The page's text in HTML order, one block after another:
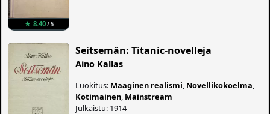
★ 8.40/ 5
Seitsemän: Titanic-novelleja
Aino Kallas
Luokitus: Maaginen realismi Novellikokoelma
Kotimainen Mainstream
Julkaistu: 1914